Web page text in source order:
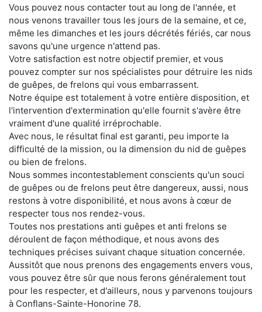
Vous pouvez nous contacter tout au long de l'année, et
nous venons travailler tous les jours de la semaine, et ce,
même les dimanches et les jours décrétés fériés, car nous
savons qu'une urgence n'attend pas.
Votre satisfaction est notre objectif premier, et vous
pouvez compter sur nos spécialistes pour détruire les nids
de guêpes, de frelons qui vous embarrassent.
Notre équipe est totalement à votre entière disposition, et
l'intervention d'extermination qu'elle fournit s'avère être
vraiment d'une qualité irréprochable.
Avec nous, le résultat final est garanti, peu importe la
difficulté de la mission, ou la dimension du nid de guêpes
ou bien de frelons.
Nous sommes incontestablement conscients qu'un souci
de guêpes ou de frelons peut être dangereux, aussi, nous
restons à votre disponibilité, et nous avons à cœur de
respecter tous nos rendez-vous.
Toutes nos prestations anti guêpes et anti frelons se
déroulent de façon méthodique, et nous avons des
techniques précises suivant chaque situation concernée.
Aussitôt que nous prenons des engagements envers vous,
vous pouvez être sûr que nous ferons généralement tout
pour les respecter, et d'ailleurs, nous y parvenons toujours
à Conflans-Sainte-Honorine 78.